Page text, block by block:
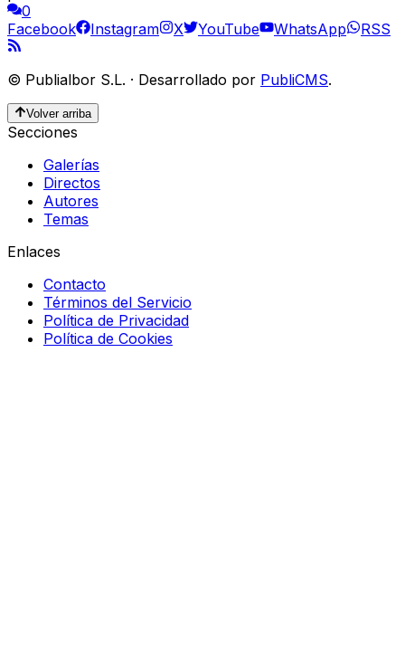
0
Facebook
Instagram X YouTube WhatsApp RSS
© Publialbor S.L. · Desarrollado por PubliCMS.
Volver arriba
Secciones
Galerías
Directos
Autores
Temas
Enlaces
Contacto
Términos del Servicio
Política de Privacidad
Política de Cookies